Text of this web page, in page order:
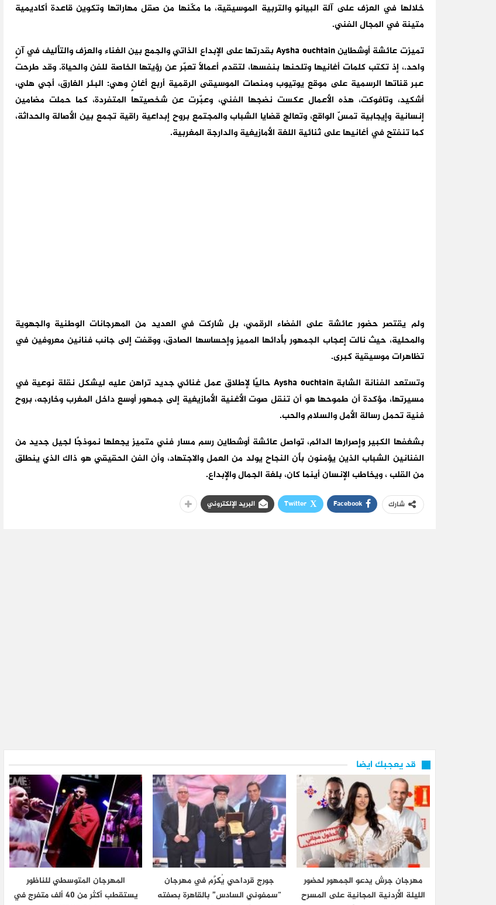
خلالها في العزف على آلة البيانو والتربية الموسيقية، ما مكّنها من صقل مهاراتها وتكوين قاعدة أكاديمية
متينة في المجال الفني.
تميزت عائشة أوشطاين Aysha ouchtain بقدرتها على الإبداع الذاتي والجمع بين الغناء والعزف والتأليف في آنٍ
واحد.، إذ تكتب كلمات أغانيها وتلحنها بنفسها، لتقدم أعمالاً تعبّر عن رؤيتها الخاصة للفن والحياة. وقد طرحت
عبر قناتها الرسمية على موقع يوتيوب ومنصات الموسيقى الرقمية أربع أغانٍ وهي: البئر الغارق، أجي هلي،
أشكيد، وتافوكت، هذه الأعمال عكست نضجها الفني، وعبّرت عن شخصيتها المتفردة، كما حملت مضامين
إنسانية وإيجابية تمسّ الواقع، وتعالج قضايا الشباب والمجتمع بروح إبداعية راقية تجمع بين الأصالة والحداثة،
كما تنفتح في أغانيها على ثنائية اللغة الأمازيغية والدارجة المغربية.
ولم يقتصر حضور عائشة على الفضاء الرقمي، بل شاركت في العديد من المهرجانات الوطنية والجهوية
والمحلية، حيث نالت إعجاب الجمهور بأدائها المميز وإحساسها الصادق، ووقفت إلى جانب فنانين معروفين في
تظاهرات موسيقية كبرى.
وتستعد الفنانة الشابة Aysha ouchtain حاليًا لإطلاق عمل غنائي جديد تراهن عليه ليشكل نقلة نوعية في
مسيرتها، مؤكدة أن طموحها هو أن تنقل صوت الأغنية الأمازيغية إلى جمهور أوسع داخل المغرب وخارجه، بروح
فنية تحمل رسالة الأمل والسلام والحب.
بشغفها الكبير وإصرارها الدائم، تواصل عائشة أوشطاين رسم مسار فني متميز يجعلها نموذجًا لجيل جديد من
الفنانين الشباب الذين يؤمنون بأن النجاح يولد من العمل والاجتهاد، وأن الفن الحقيقي هو ذاك الذي ينطلق
من القلب ، ويخاطب الإنسان أينما كان، بلغة الجمال والإبداع.
شارك Facebook
Twitter البريد الإلكتروني
قد يعجبك ايضا
مهرجان جرش يدعو الجمهور لحضور
الليلة الأردنية المجانية على المسرح
جورج قرداحي يُكرَّم في مهرجان
“سمفوني السادس” بالقاهرة بصفته
المهرجان المتوسطي للناظور
يستقطب أكثر من 40 ألف متفرج في